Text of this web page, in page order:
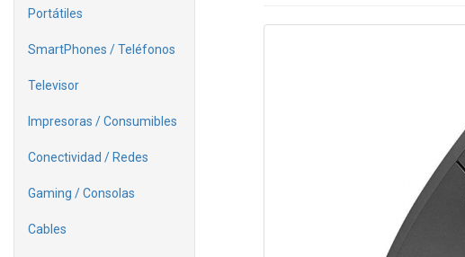
Portátiles
SmartPhones / Teléfonos
Televisor
Impresoras / Consumibles
Conectividad / Redes
Gaming / Consolas
Cables